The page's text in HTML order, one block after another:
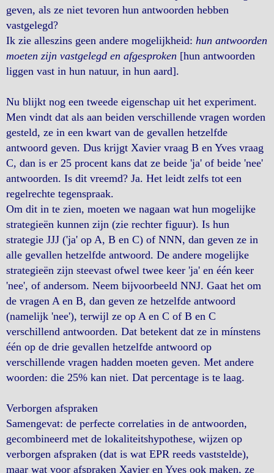
geven, als ze niet tevoren hun antwoorden hebben
vastgelegd?
Ik zie alleszins geen andere mogelijkheid: hun antwoorden
moeten zijn vastgelegd en afgesproken [hun antwoorden
liggen vast in hun natuur, in hun aard].
Nu blijkt nog een tweede eigenschap uit het experiment.
Men vindt dat als aan beiden verschillende vragen worden
gesteld, ze in een kwart van de gevallen hetzelfde
antwoord geven. Dus krijgt Xavier vraag B en Yves vraag
C, dan is er 25 procent kans dat ze beide 'ja' of beide 'nee'
antwoorden. Is dit vreemd? Ja. Het leidt zelfs tot een
regelrechte tegenspraak.
Om dit in te zien, moeten we nagaan wat hun mogelijke
strategieën kunnen zijn (zie rechter figuur). Is hun
strategie JJJ ('ja' op A, B en C) of NNN, dan geven ze in
alle gevallen hetzelfde antwoord. De andere mogelijke
strategieën zijn steevast ofwel twee keer 'ja' en één keer
'nee', of andersom. Neem bijvoorbeeld NNJ. Gaat het om
de vragen A en B, dan geven ze hetzelfde antwoord
(namelijk 'nee'), terwijl ze op A en C of B en C
verschillend antwoorden. Dat betekent dat ze in mínstens
één op de drie gevallen hetzelfde antwoord op
verschillende vragen hadden moeten geven. Met andere
woorden: die 25% kan niet. Dat percentage is te laag.
Verborgen afspraken
Samengevat: de perfecte correlaties in de antwoorden,
gecombineerd met de lokaliteitshypothese, wijzen op
verborgen afspraken (dat is wat EPR reeds vaststelde),
maar wat voor afspraken Xavier en Yves ook maken, ze